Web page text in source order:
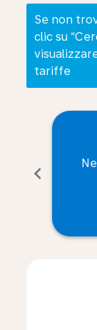
Se non
clic su
tariffe
chevron_left